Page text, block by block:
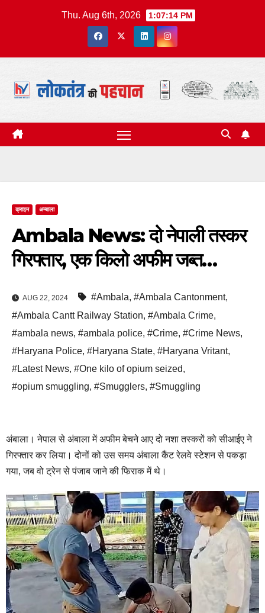
Thu. Aug 6th, 2026 1:07:14 PM
क्राइम अम्बाला
Ambala News: दो नेपाली तस्कर
गिरफ्तार, एक किलो अफीम जब्त…
AUG 22, 2024 #Ambala, #Ambala Cantonment,
#Ambala Cantt Railway Station, #Ambala Crime,
#ambala news, #ambala police, #Crime, #Crime News,
#Haryana Police, #Haryana State, #Haryana Vritant,
#Latest News, #One kilo of opium seized,
#opium smuggling, #Smugglers, #Smuggling
अंबाला। नेपाल से अंबाला में अफीम बेचने आए दो नशा तस्करों को सीआईए ने
गिरफ्तार कर लिया। दोनों को उस समय अंबाला कैंट रेलवे स्टेशन से पकड़ा
गया, जब वो ट्रेन से पंजाब जाने की फिराक में थे।